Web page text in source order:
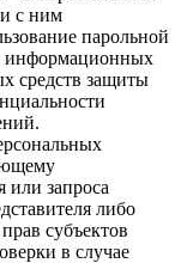
с ним
парольной
информационных
средств защиты
или запроса
либо
субъектов
в случае